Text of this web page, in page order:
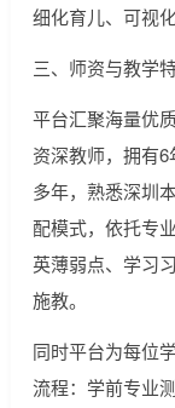
细化育儿、可视
三、师资与教学
平台汇聚海量优
资深教师，拥有
多年，熟悉深圳
配模式，依托专
英薄弱点、学习
施教。
同时平台为每位
流程：学前专业